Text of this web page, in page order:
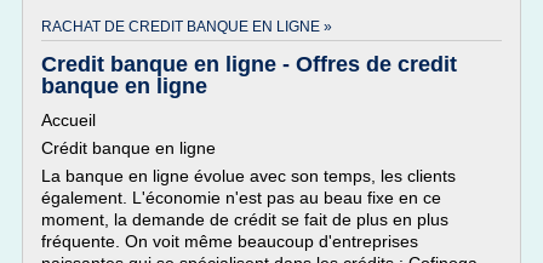
RACHAT DE CREDIT BANQUE EN LIGNE »
Credit banque en ligne - Offres de credit
banque en ligne
Accueil
Crédit banque en ligne
La banque en ligne évolue avec son temps, les clients
également. L'économie n'est pas au beau fixe en ce
moment, la demande de crédit se fait de plus en plus
fréquente. On voit même beaucoup d'entreprises